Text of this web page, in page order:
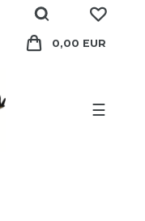
0,00 EUR
☰